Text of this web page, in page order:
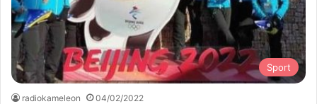
Sport
radiokameleon 04/02/2022